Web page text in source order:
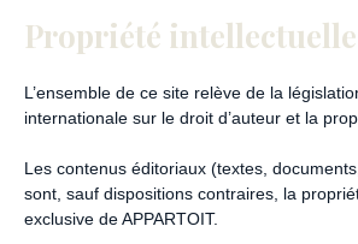
Propriété intellectuelle
L’ensemble de ce site relève de la
internationale sur le droit d’auteur et la
Les contenus éditoriaux (textes,
sont, sauf dispositions contraires, la
exclusive de APPARTOIT.